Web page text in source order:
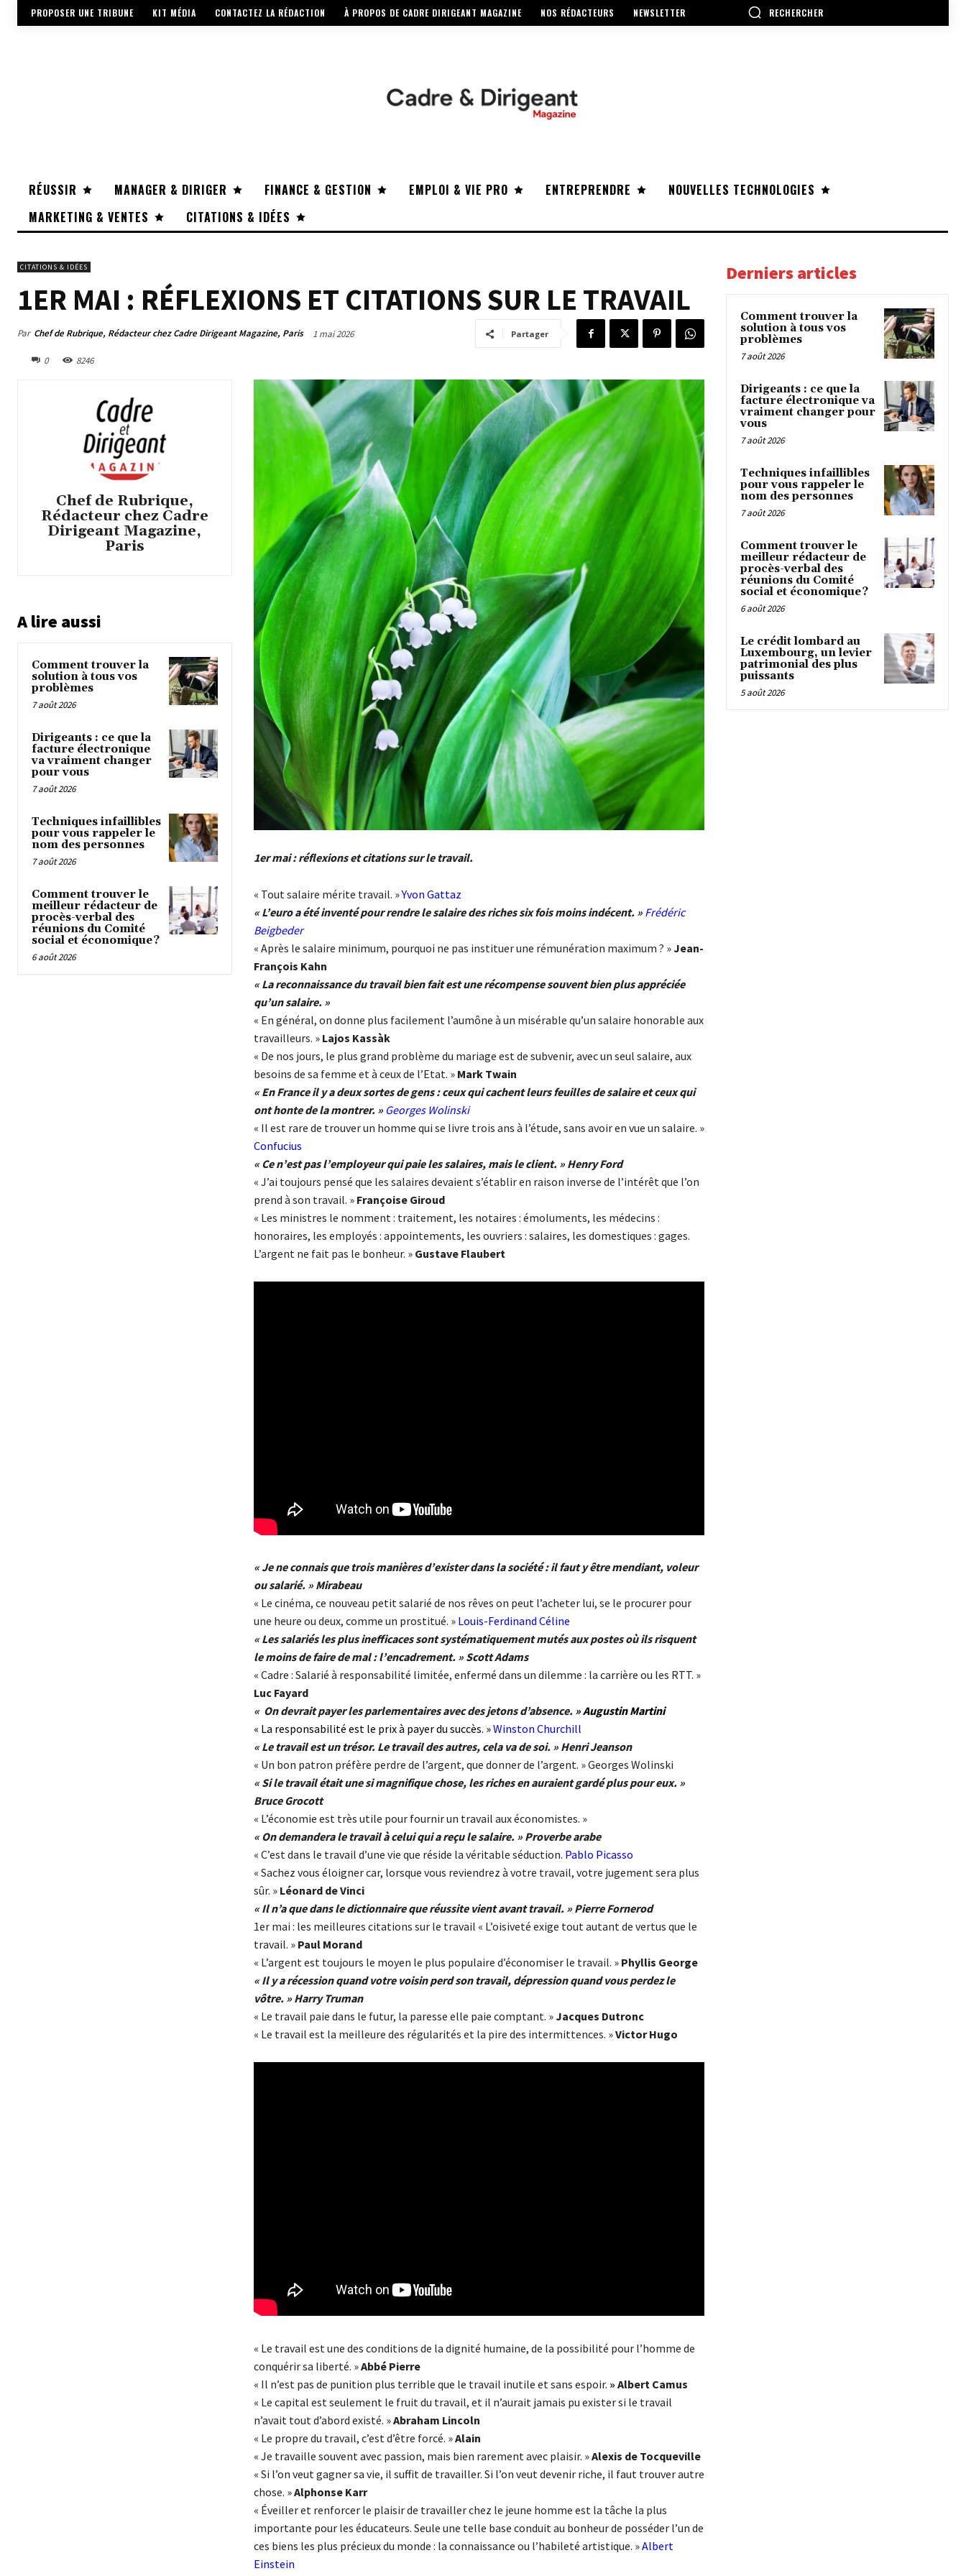
PROPOSER UNE TRIBUNE KIT MÉDIA CONTACTEZ LA RÉDACTION À PROPOS DE CADRE DIRIGEANT MAGAZINE NOS RÉDACTEURS NEWSLETTER RECHERCHER
RÉUSSIR MANAGER & DIRIGER FINANCE & GESTION EMPLOI & VIE PRO ENTREPRENDRE
NOUVELLES TECHNOLOGIES
MARKETING & VENTES
CITATIONS & IDÉES
CITATIONS & IDÉES
1ER MAI : RÉFLEXIONS ET CITATIONS SUR LE TRAVAIL
Par Chef de Rubrique, Rédacteur chez Cadre Dirigeant Magazine, Paris 1 mai 2026
0 8246
Partager
Chef de Rubrique,
Rédacteur chez Cadre
Dirigeant Magazine,
Paris
A lire aussi
Comment trouver la
solution à tous vos
problèmes
7 août 2026
Dirigeants : ce que la
facture électronique
va vraiment changer
pour vous
7 août 2026
Techniques infaillibles
pour vous rappeler le
nom des personnes
7 août 2026
Comment trouver le
meilleur rédacteur de
procès-verbal des
réunions du Comité
social et économique ?
6 août 2026
1er mai : réflexions et citations sur le travail.
« Tout salaire mérite travail. »Yvon Gattaz
« L’euro a été inventé pour rendre le salaire des riches six fois moins indécent. » Frédéric
Beigbeder
« Après le salaire minimum, pourquoi ne pas instituer une rémunération maximum ? »Jean-
François Kahn
« La reconnaissance du travail bien fait est une récompense souvent bien plus appréciée
qu’un salaire. »
« En général, on donne plus facilement l’aumône à un misérable qu’un salaire honorable aux
travailleurs. » Lajos Kassàk
« De nos jours, le plus grand problème du mariage est de subvenir, avec un seul salaire, aux
besoins de sa femme et à ceux de l’Etat. » Mark Twain
« En France il y a deux sortes de gens : ceux qui cachent leurs feuilles de salaire et ceux qui
ont honte de la montrer. » GeorgesWolinski
« Il est rare de trouver un homme qui se livre trois ans à l’étude, sans avoir en vue un salaire. »
Confucius
« Ce n’est pas l’employeur qui paie les salaires, mais le client. » Henry Ford
« J’ai toujours pensé que les salaires devaient s’établir en raison inverse de l’intérêt que l’on
prend à son travail. » Françoise Giroud
« Les ministres le nomment : traitement, les notaires : émoluments, les médecins :
honoraires, les employés : appointements, les ouvriers : salaires, les domestiques : gages.
L’argent ne fait pas le bonheur. » Gustave Flaubert
« Je ne connais que trois manières d’exister dans la société : il faut y être mendiant, voleur
ou salarié. » Mirabeau
« Le cinéma, ce nouveau petit salarié de nos rêves on peut l’acheter lui, se le procurer pour
une heure ou deux, comme un prostitué. » Louis-Ferdinand Céline
« Les salariés les plus inefficaces sont systématiquement mutés aux postes où ils risquent
le moins de faire de mal : l’encadrement. » Scott Adams
« Cadre : Salarié à responsabilité limitée, enfermé dans un dilemme : la carrière ou les RTT. »
Luc Fayard
« On devrait payer les parlementaires avec des jetons d’absence. » Augustin Martini
« La responsabilité est le prix à payer du succès. »Winston Churchill
« Le travail est un trésor. Le travail des autres, cela va de soi. » Henri Jeanson
« Un bon patron préfère perdre de l’argent, que donner de l’argent. » Georges Wolinski
« Si le travail était une si magnifique chose, les riches en auraient gardé plus pour eux. »
Bruce Grocott
« L’économie est très utile pour fournir un travail aux économistes. »
« On demandera le travail à celui qui a reçu le salaire. » Proverbe arabe
« C’est dans le travail d’une vie que réside la véritable séduction. Pablo Picasso
« Sachez vous éloigner car, lorsque vous reviendrez à votre travail, votre jugement sera plus
sûr. » Léonard de Vinci
« Il n’a que dans le dictionnaire que réussite vient avant travail. » Pierre Fornerod
1er mai : les meilleures citations sur le travail « L’oisiveté exige tout autant de vertus que le
travail. » Paul Morand
« L’argent est toujours le moyen le plus populaire d’économiser le travail. » Phyllis George
« Il y a récession quand votre voisin perd son travail, dépression quand vous perdez le
vôtre. » Harry Truman
« Le travail paie dans le futur, la paresse elle paie comptant. »Jacques Dutronc
« Le travail est la meilleure des régularités et la pire des intermittences. »Victor Hugo
« Le travail est une des conditions de la dignité humaine, de la possibilité pour l’homme de
conquérir sa liberté. »Abbé Pierre
« Il n’est pas de punition plus terrible que le travail inutile et sans espoir. » Albert Camus
« Le capital est seulement le fruit du travail, et il n’aurait jamais pu exister si le travail
n’avait tout d’abord existé. »Abraham Lincoln
« Le propre du travail, c’est d’être forcé. »Alain
« Je travaille souvent avec passion, mais bien rarement avec plaisir. »Alexis de Tocqueville
« Si l’on veut gagner sa vie, il suffit de travailler. Si l’on veut devenir riche, il faut trouver autre
chose. »Alphonse Karr
« Éveiller et renforcer le plaisir de travailler chez le jeune homme est la tâche la plus
importante pour les éducateurs. Seule une telle base conduit au bonheur de posséder l’un de
ces biens les plus précieux du monde : la connaissance ou l’habileté artistique. »Albert
Einstein
Derniers articles
Comment trouver la
solution à tous vos
problèmes
7 août 2026
Dirigeants : ce que la
facture électronique va
vraiment changer pour
vous
7 août 2026
Techniques infaillibles
pour vous rappeler le
nom des personnes
7 août 2026
Comment trouver le
meilleur rédacteur de
procès-verbal des
réunions du Comité
social et économique ?
6 août 2026
Le crédit lombard au
Luxembourg, un levier
patrimonial des plus
puissants
5 août 2026